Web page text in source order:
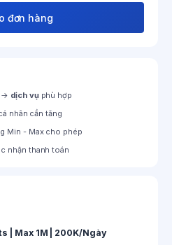
đơn hàng
→ dịch vụphù hợp
nhân cần tăng
Min - Max cho phép
nhận thanh toán
| Max 1M | 200K/Ngày